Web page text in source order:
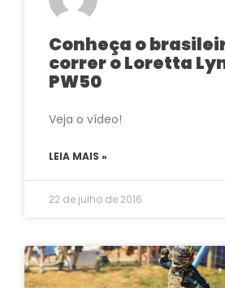
Conheça o
correr o Loretta
PW50
Veja o vídeo!
LEIA MAIS »
22 de julho de 2016